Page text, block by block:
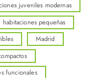
juveniles modernas
habitaciones pequeñas
Madrid
funcionales